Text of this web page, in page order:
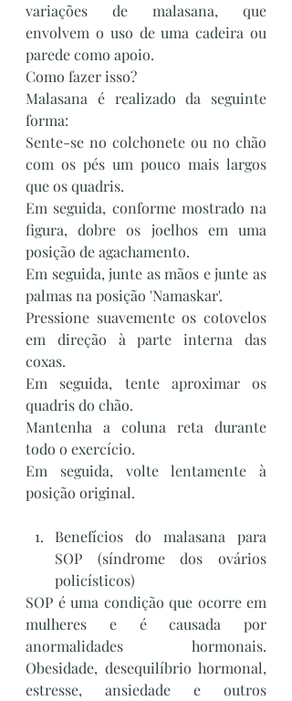
variações de malasana, que
envolvem o uso de uma cadeira ou
parede como apoio.
Como fazer isso?
Malasana é realizado da seguinte
forma:
Sente-se no colchonete ou no chão
com os pés um pouco mais largos
que os quadris.
Em seguida, conforme mostrado na
figura, dobre os joelhos em uma
posição de agachamento.
Em seguida, junte as mãos e junte as
palmas na posição 'Namaskar'.
Pressione suavemente os cotovelos
em direção à parte interna das
coxas.
Em seguida, tente aproximar os
quadris do chão.
Mantenha a coluna reta durante
todo o exercício.
Em seguida, volte lentamente à
posição original.
Benefícios do malasana para
SOP (síndrome dos ovários
policísticos)
SOP é uma condição que ocorre em
mulheres e é causada por
anormalidades hormonais.
Obesidade, desequilíbrio hormonal,
estresse, ansiedade e outros